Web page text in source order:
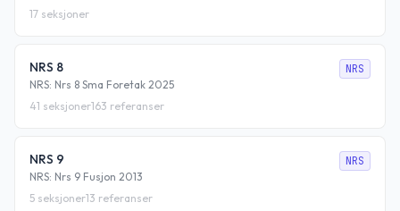
17 seksjoner
NRS 8
NRS: Nrs 8 Sma Foretak 2025
NRS
41 seksjoner163 referanser
NRS 9
NRS: Nrs 9 Fusjon 2013
NRS
5 seksjoner13 referanser